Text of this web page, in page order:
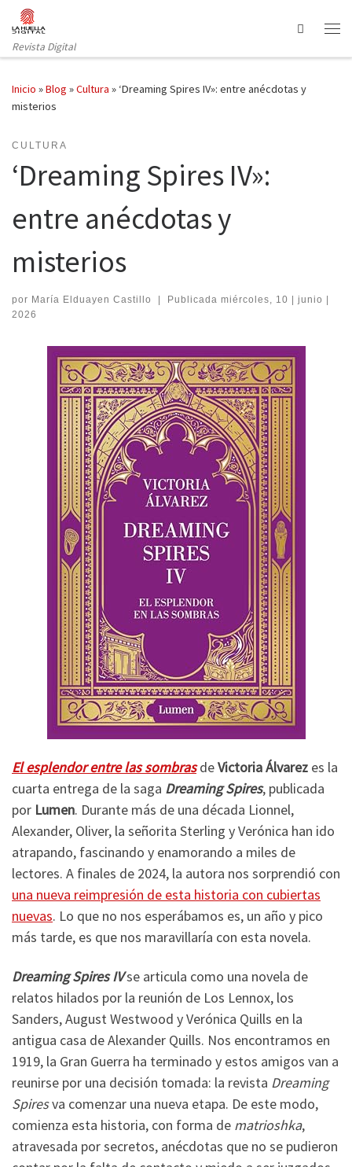
Saltar al contenido
Revista Digital
Search
Inicio »Blog »Cultura » ‘Dreaming Spires IV»: entre anécdotas y
misterios
CULTURA
‘Dreaming Spires IV»:
entre anécdotas y
misterios
por María Elduayen Castillo | Publicada miércoles, 10 | junio |
2026
El esplendor entre las sombrasdeVictoria Álvarez es la
cuarta entrega de la saga Dreaming Spires, publicada
por Lumen. Durante más de una década Lionnel,
Alexander, Oliver, la señorita Sterling y Verónica han ido
atrapando, fascinando y enamorando a miles de
lectores. A finales de 2024, la autora nos sorprendió con
una nueva reimpresión de esta historia con cubiertas
nuevas. Lo que no nos esperábamos es, un año y pico
más tarde, es que nos maravillaría con esta novela.
Dreaming Spires IVse articula como una novela de
relatos hilados por la reunión de Los Lennox, los
Sanders, August Westwood y Verónica Quills en la
antigua casa de Alexander Quills. Nos encontramos en
1919, la Gran Guerra ha terminado y estos amigos van a
reunirse por una decisión tomada: la revista Dreaming
Spiresva comenzar una nueva etapa. De este modo,
comienza esta historia, con forma de matrioshka,
atravesada por secretos, anécdotas que no se pudieron